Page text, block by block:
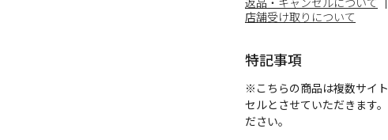
店舗受け取りについて
特記事項
※こちらの商品は複数サイ
セルとさせていただきます
ださい。